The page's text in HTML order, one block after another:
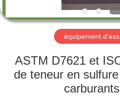
DE
NOUS
VISITE
D'USINE
équipement
ASTM D7621 et
de teneur en